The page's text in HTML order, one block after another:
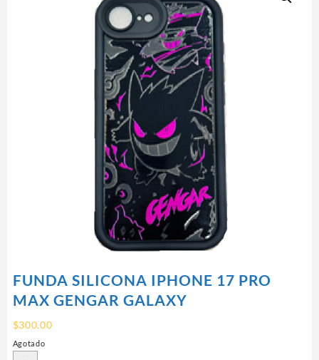
FUNDA SILICONA IPHONE 17 PRO
MAX GENGAR GALAXY
$300.00
Agotado